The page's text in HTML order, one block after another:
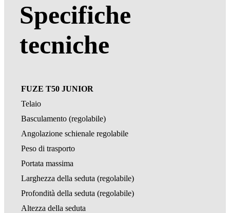
Specifiche
tecniche
FUZE T50 JUNIOR
Telaio
Basculamento (regolabile)
Angolazione schienale regolabile
Peso di trasporto
Portata massima
Larghezza della seduta (regolabile)
Profondità della seduta (regolabile)
Altezza della seduta